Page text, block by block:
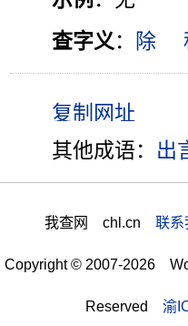
查字义 ： 除
其他成语： 出
我查网 chl.cn 联
Copyright © 2007-2026
Reserved 渝